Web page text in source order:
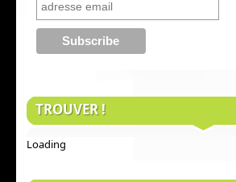
TROUVER !
Loading